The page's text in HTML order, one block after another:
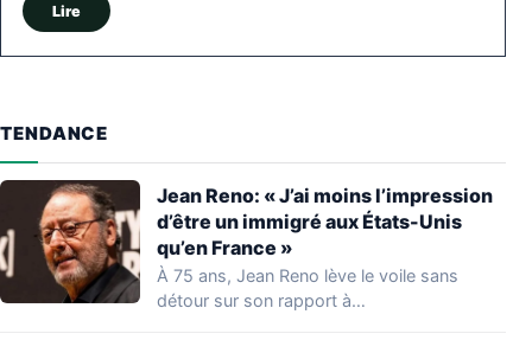
Lire
TENDANCE
Jean Reno: « J’ai moins l’impression
d’être un immigré aux États-Unis
qu’en France »
À 75 ans, Jean Reno lève le voile sans
détour sur son rapport à…